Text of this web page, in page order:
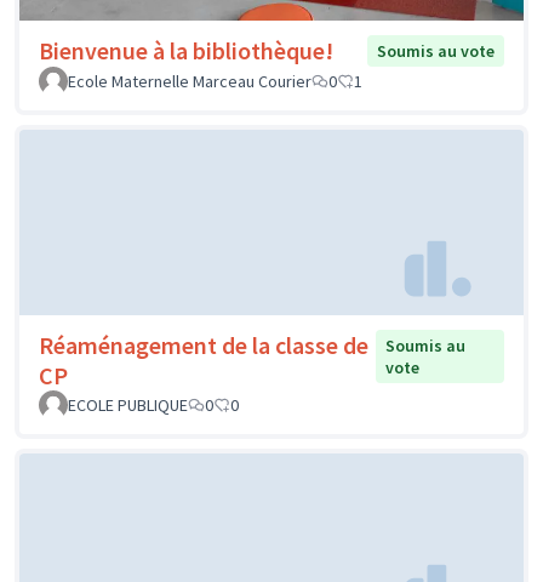
Bienvenue à la bibliothèque!
Soumis au vote
Ecole Maternelle Marceau Courier
0 1
Réaménagement de la classe de
CP
Soumis au
vote
ECOLE PUBLIQUE
0 0